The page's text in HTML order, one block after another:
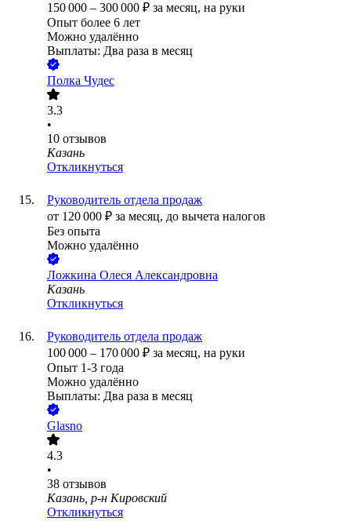
150 000 – 300 000 ₽ за месяц, на руки
Опыт более 6 лет
Можно удалённо
Выплаты: Два раза в месяц
Полка Чудес
3.3
•
10 отзывов
Казань
Откликнуться
Руководитель отдела продаж
от 120 000 ₽ за месяц, до вычета налогов
Без опыта
Можно удалённо
Ложкина Олеся Александровна
Казань
Откликнуться
Руководитель отдела продаж
100 000 – 170 000 ₽ за месяц, на руки
Опыт 1-3 года
Можно удалённо
Выплаты: Два раза в месяц
Glasno
4.3
•
38 отзывов
Казань, р-н Кировский
Откликнуться